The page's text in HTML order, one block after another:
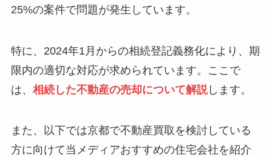
25%の案件で問題が発生しています。
特に、2024年1月からの相続登記義務化により、期
限内の適切な対応が求められています。ここで
は、 相続した不動産の売却について解説します。
また、以下では京都で不動産買取を検討している
方に向けて当メディアおすすめの住宅会社を紹介